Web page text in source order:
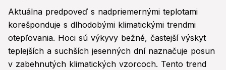
Aktuálna predpoveď s nadpriemernými teplotami
korešponduje s dlhodobými klimatickými trendmi
otepľovania. Hoci sú výkyvy bežné, častejší výskyt
teplejších a suchších jesenných dní naznačuje posun
v zabehnutých klimatických vzorcoch. Tento trend